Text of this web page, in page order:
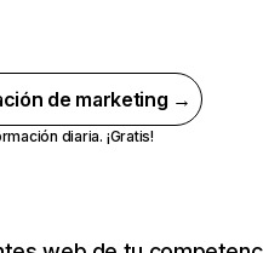
de marketing →
diaria. ¡Gratis!